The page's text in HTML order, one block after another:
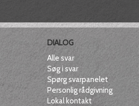
DIALOG
Alle svar
Søg i svar
Spørg svarpanelet
Personlig rådgivning
Lokal kontakt